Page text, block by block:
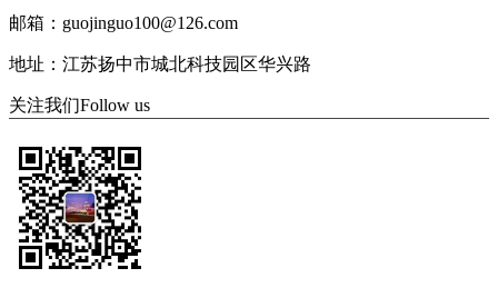
邮箱：guojinguo100@126.com
地址：江苏扬中市城北科技园区华兴路
关注我们Follow us